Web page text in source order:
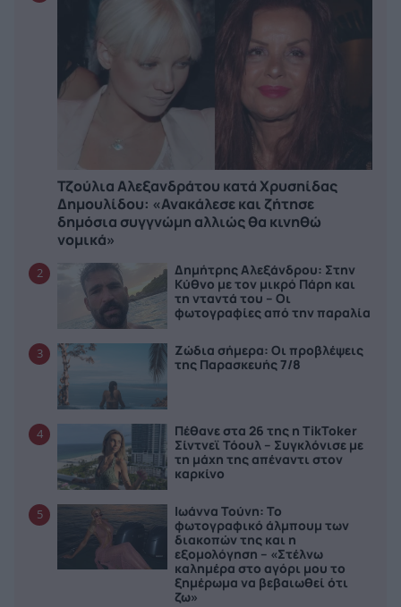
Τζούλια Αλεξανδράτου κατά Χρυσηίδας
Δημουλίδου: «Ανακάλεσε και ζήτησε
δημόσια συγγνώμη αλλιώς θα κινηθώ
νομικά»
2
Δημήτρης Αλεξάνδρου: Στην
Κύθνο με τον μικρό Πάρη και
τη νταντά του – Οι
φωτογραφίες από την παραλία
3
Ζώδια σήμερα: Οι προβλέψεις
της Παρασκευής 7/8
4
Πέθανε στα 26 της η TikToker
Σίντνεϊ Τόουλ – Συγκλόνισε με
τη μάχη της απέναντι στον
καρκίνο
5
Ιωάννα Τούνη: Το
φωτογραφικό άλμπουμ των
διακοπών της και η
εξομολόγηση – «Στέλνω
καλημέρα στο αγόρι μου το
ξημέρωμα να βεβαιωθεί ότι
ζω»